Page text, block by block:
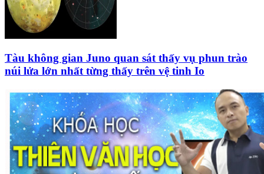
Tàu không gian Juno quan sát thấy vụ phun trào
núi lửa lớn nhất từng thấy trên vệ tinh Io